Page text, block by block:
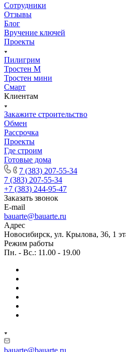
Сотрудники
Отзывы
Блог
Вручение ключей
Проекты
Пилигрим
Тростен М
Тростен мини
Смарт
Клиентам
Закажите строительство
Обмен
Рассрочка
Проекты
Где строим
Готовые дома
7 (383) 207-55-34
7 (383) 207-55-34
+7 (383) 244-95-47
Заказать звонок
E-mail
bauarte@bauarte.ru
Адрес
Новосибирск, ул. Крылова, 36, 1
Режим работы
Пн. - Вс.: 11.00 - 19.00
bauarte@bauarte.ru